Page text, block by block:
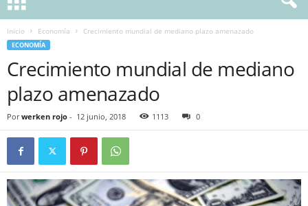
Inicio Economía Crecimiento mundial de mediano plazo amenazado
ECONOMÍA
Crecimiento mundial de mediano
plazo amenazado
Por werken rojo - 12 junio, 2018 1113 0